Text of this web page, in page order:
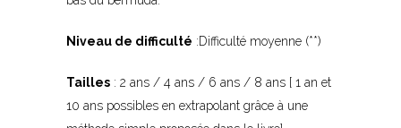
Niveau de difficulté :Difficulté moyenne (**)
Tailles : 2 ans / 4 ans / 6 ans / 8 ans [ 1 an et
10 ans possibles en extrapolant grâce à une